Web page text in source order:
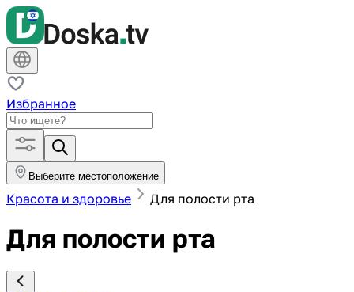
Избранное
Выберите местоположение
Красота и здоровье Для полости рта
Для полости рта